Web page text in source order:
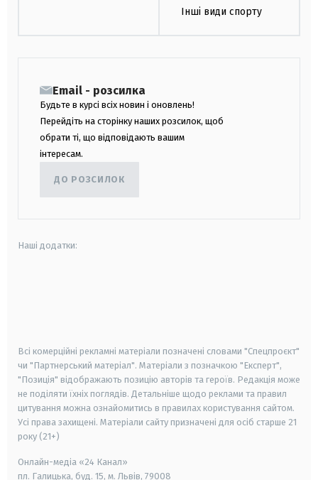
Інші види спорту
Email - розсилка
Будьте в курсі всіх новин і оновлень!
Перейдіть на сторінку наших розсилок, щоб
обрати ті, що відповідають вашим
інтересам.
ДО РОЗСИЛОК
Наші додатки:
Всі комерційні рекламні матеріали позначені словами "Спецпроєкт"
чи "Партнерський матеріал". Матеріали з позначкою "Експерт",
"Позиція" відображають позицію авторів та героїв. Редакція може
не поділяти їхніх поглядів. Детальніше щодо реклами та правил
цитування можна ознайомитись в правилах користування сайтом.
Усі права захищені. Матеріали сайту призначені для осіб старше 21
року (21+)
Онлайн-медіа «24 Канал»
пл. Галицька, буд. 15, м. Львів, 79008